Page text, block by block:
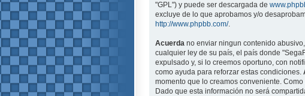
"GPL") y puede ser descargada de
excluye de lo que aprobamos y/o
http://www.phpbb.com/.
Acuerda no enviar ningun contenido
cualquier ley de su país, el país donde
expulsado y, si lo creemos oportuno, con
como ayuda para reforzar estas condiciones.
momento que lo creamos conveniente.
Dado que esta información no será